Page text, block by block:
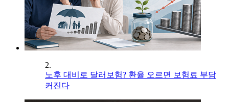
2.
노후 대비로 달러보험? 환율 오르면 보험료 부담
커진다